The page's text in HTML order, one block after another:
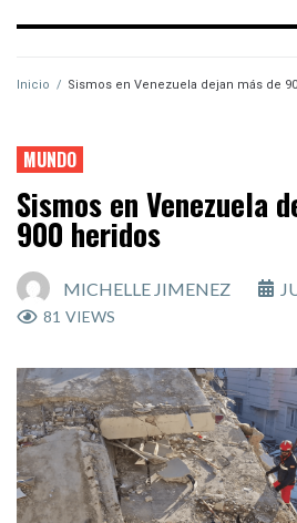
Inicio / Sismos en Venezuela dejan más de
MUNDO
Sismos en Venezuela
900 heridos
MICHELLE JIMENEZ
81 VIEWS